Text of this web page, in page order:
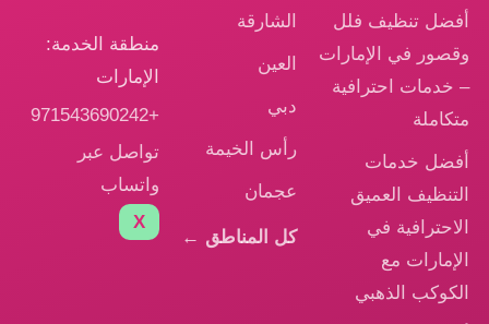
أفضل تنظيف فلل
وقصور في الإمارات
– خدمات احترافية
متكاملة
أفضل خدمات
التنظيف العميق
الاحترافية في
الإمارات مع
الكوكب الذهبي
الشارقة
العين
دبي
رأس الخيمة
عجمان
كل المناطق ←
منطقة الخدمة:
الإمارات
+971543690242
تواصل عبر
واتساب
X